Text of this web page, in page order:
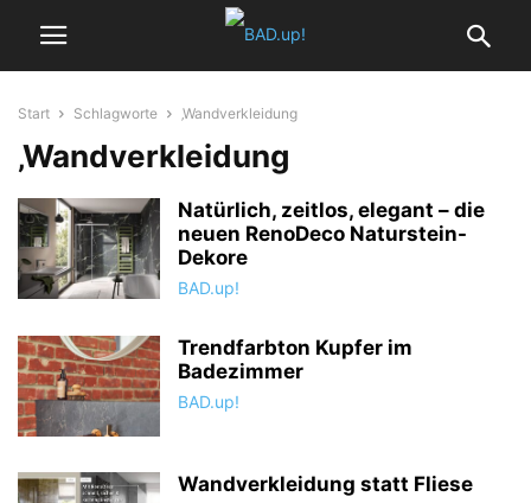
Start Schlagworte ‚Wandverkleidung
‚Wandverkleidung
Natürlich, zeitlos, elegant – die
neuen RenoDeco Naturstein-
Dekore
BAD.up!
Trendfarbton Kupfer im
Badezimmer
BAD.up!
Wandverkleidung statt Fliese